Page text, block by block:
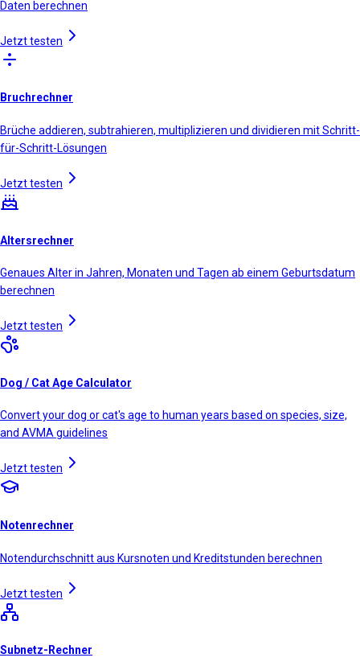
Daten berechnen
Jetzt testen
Bruchrechner
Brüche addieren, subtrahieren, multiplizieren und dividieren mit Schritt-
für-Schritt-Lösungen
Jetzt testen
Altersrechner
Genaues Alter in Jahren, Monaten und Tagen ab einem Geburtsdatum
berechnen
Jetzt testen
Dog / Cat Age Calculator
Convert your dog or cat's age to human years based on species, size,
and AVMA guidelines
Jetzt testen
Notenrechner
Notendurchschnitt aus Kursnoten und Kreditstunden berechnen
Jetzt testen
Subnetz-Rechner